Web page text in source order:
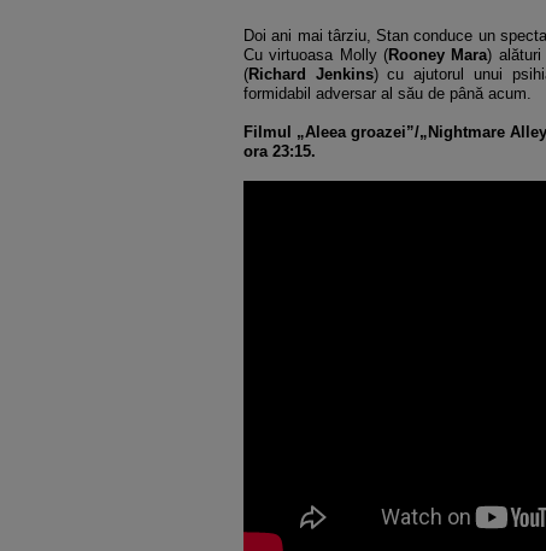
Doi ani mai târziu, Stan conduce un
Cu virtuoasa Molly (Rooney Mara) alături
(Richard Jenkins) cu ajutorul unui
formidabil adversar al său de până acum.
Filmul „Aleea groazei”/„Nightmare
ora 23:15.